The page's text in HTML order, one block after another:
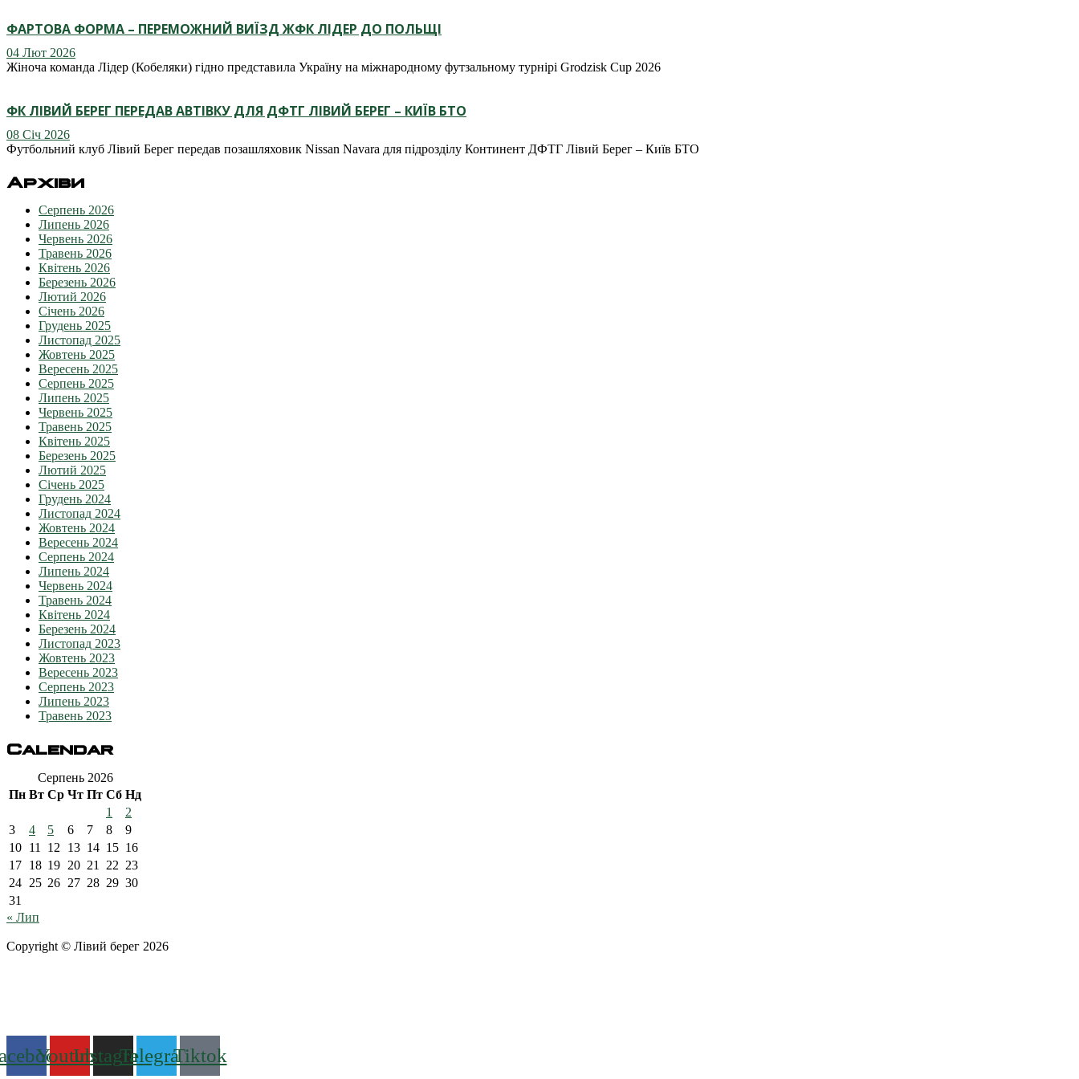
ФАРТОВА ФОРМА – ПЕРЕМОЖНИЙ ВИЇЗД ЖФК ЛІДЕР ДО ПОЛЬЩІ
04 Лют 2026
Жіноча команда Лідер (Кобеляки) гідно представила Україну на міжнародному футзальному турнірі Grodzisk Cup 2026
ФК ЛІВИЙ БЕРЕГ ПЕРЕДАВ АВТІВКУ ДЛЯ ДФТГ ЛІВИЙ БЕРЕГ – КИЇВ БТО
08 Січ 2026
Футбольний клуб Лівий Берег передав позашляховик Nissan Navara для підрозділу Континент ДФТГ Лівий Берег – Київ БТО
Архіви
Серпень 2026
Липень 2026
Червень 2026
Травень 2026
Квітень 2026
Березень 2026
Лютий 2026
Січень 2026
Грудень 2025
Листопад 2025
Жовтень 2025
Вересень 2025
Серпень 2025
Липень 2025
Червень 2025
Травень 2025
Квітень 2025
Березень 2025
Лютий 2025
Січень 2025
Грудень 2024
Листопад 2024
Жовтень 2024
Вересень 2024
Серпень 2024
Липень 2024
Червень 2024
Травень 2024
Квітень 2024
Березень 2024
Листопад 2023
Жовтень 2023
Вересень 2023
Серпень 2023
Липень 2023
Травень 2023
Calendar
Серпень 2026
Пн Вт Ср Чт Пт Сб Нд
1
2
3
4 5 6 7 8
9
10 11 12 13 14 15 16
17 18 19 20 21 22 23
24 25 26 27 28 29 30
31
« Лип
Copyright © Лівий берег 2026
YoutubeInstagramTelegramTiktok